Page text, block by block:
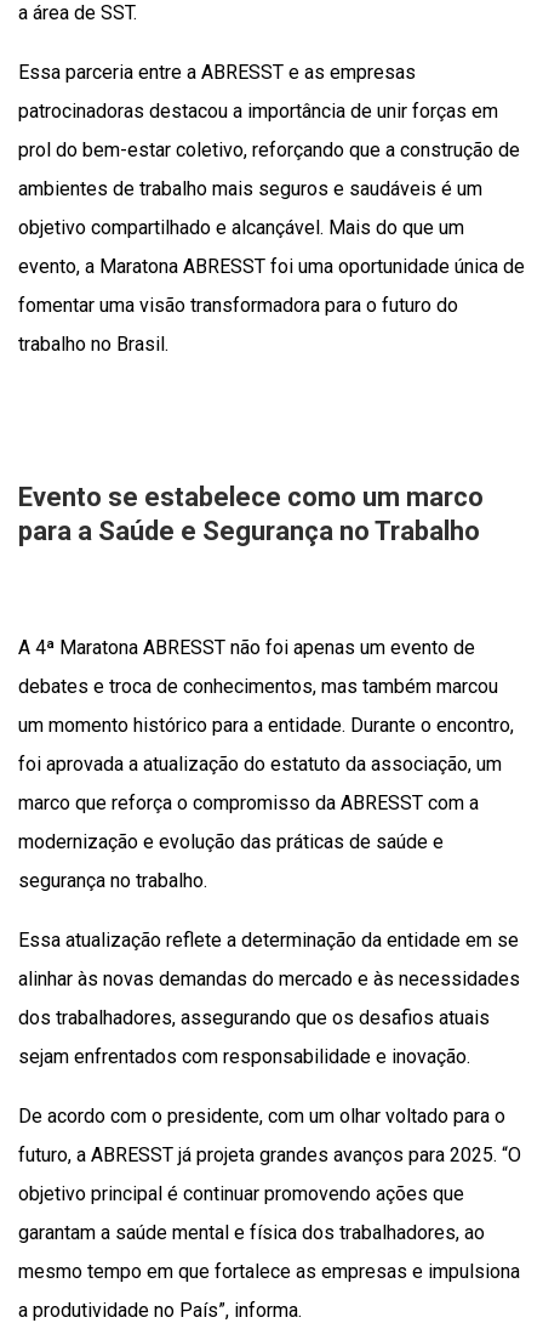
a área de SST.
Essa parceria entre a ABRESST e as empresas
patrocinadoras destacou a importância de unir forças em
prol do bem-estar coletivo, reforçando que a construção de
ambientes de trabalho mais seguros e saudáveis é um
objetivo compartilhado e alcançável. Mais do que um
evento, a Maratona ABRESST foi uma oportunidade única de
fomentar uma visão transformadora para o futuro do
trabalho no Brasil.
Evento se estabelece como um marco
para a Saúde e Segurança no Trabalho
A 4ª Maratona ABRESST não foi apenas um evento de
debates e troca de conhecimentos, mas também marcou
um momento histórico para a entidade. Durante o encontro,
foi aprovada a atualização do estatuto da associação, um
marco que reforça o compromisso da ABRESST com a
modernização e evolução das práticas de saúde e
segurança no trabalho.
Essa atualização reflete a determinação da entidade em se
alinhar às novas demandas do mercado e às necessidades
dos trabalhadores, assegurando que os desafios atuais
sejam enfrentados com responsabilidade e inovação.
De acordo com o presidente, com um olhar voltado para o
futuro, a ABRESST já projeta grandes avanços para 2025. “O
objetivo principal é continuar promovendo ações que
garantam a saúde mental e física dos trabalhadores, ao
mesmo tempo em que fortalece as empresas e impulsiona
a produtividade no País”, informa.